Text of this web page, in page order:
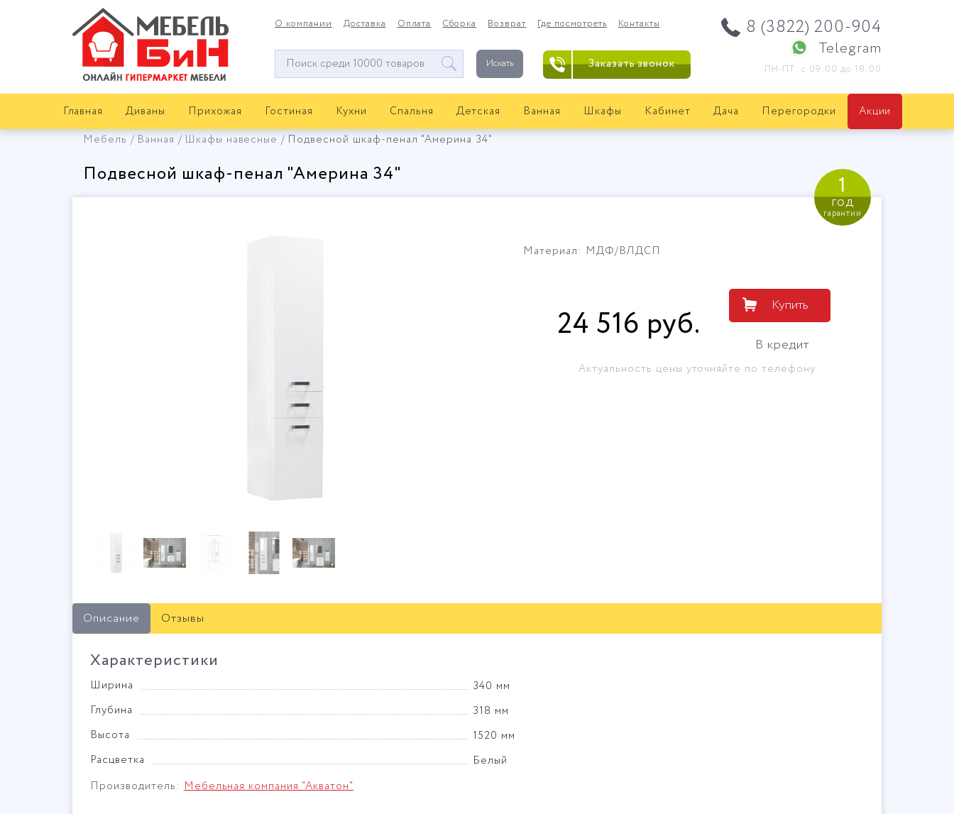
О компании Доставка Оплата Сборка Возврат Где посмотреть Контакты
Окно
поиска
Искать
8 (3822) 200-904
Telegram
ПН-ПТ: с 09:00 до 18:00
Заказать звонок
Главная Диваны Прихожая Гостиная Кухни Спальня Детская Ванная Шкафы Кабинет Дача Перегородки
Акции
Мебель
Ванная Шкафы навесные Подвесной шкаф-пенал "Америна 34"
Подвесной шкаф-пенал "Америна 34" 1
год
гарантии
Материал: МДФ/ВЛДСП
24 516 руб. Купить
В кредит
Актуальность цены уточняйте по телефону
Описание Отзывы
Характеристики
Ширина
340 мм
Глубина
318 мм
Высота
1520 мм
Расцветка
Белый
Производитель:Мебельная компания "Акватон"